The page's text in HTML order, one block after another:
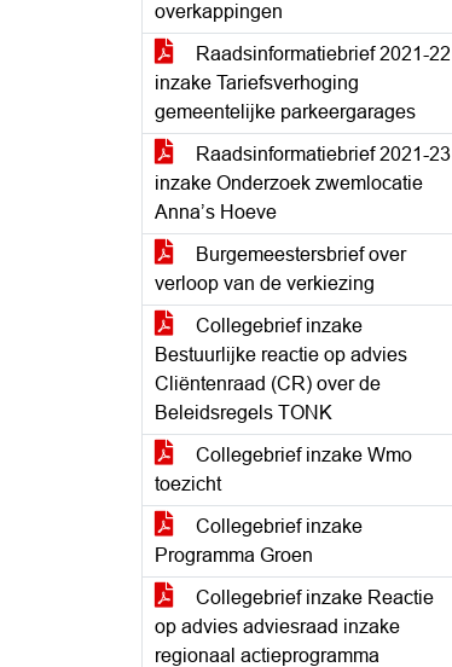
overkappingen
Raadsinformatiebrief 2021-22
inzake Tariefsverhoging
gemeentelijke parkeergarages
Raadsinformatiebrief 2021-23
inzake Onderzoek zwemlocatie
Anna’s Hoeve
Burgemeestersbrief over
verloop van de verkiezing
Collegebrief inzake
Bestuurlijke reactie op advies
Cliëntenraad (CR) over de
Beleidsregels TONK
Collegebrief inzake Wmo
toezicht
Collegebrief inzake
Programma Groen
Collegebrief inzake Reactie
op advies adviesraad inzake
regionaal actieprogramma